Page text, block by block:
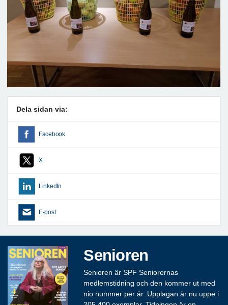
Dela sidan via:
Facebook
X
LinkedIn
E-post
Senioren
Senioren är SPF Seniorernas
medlemstidning och den kommer ut med
nio nummer per år. Upplagan är nu uppe i